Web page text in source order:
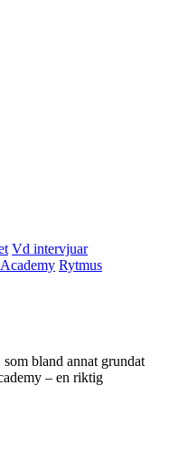
Vd intervjuar
Rytmus
bland annat grundat
– en riktig